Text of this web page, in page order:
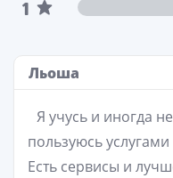
1
Льоша
Я учусь и иногда
пользуюсь
Есть сервисы и